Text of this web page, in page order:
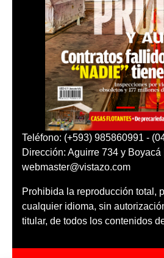
Teléfono: (+593) 985860991 -
Dirección: Aguirre 734 y Boyacá
webmaster@vistazo.com
Prohibida la reproducción total,
cualquier idioma, sin
titular, de todos los contenidos